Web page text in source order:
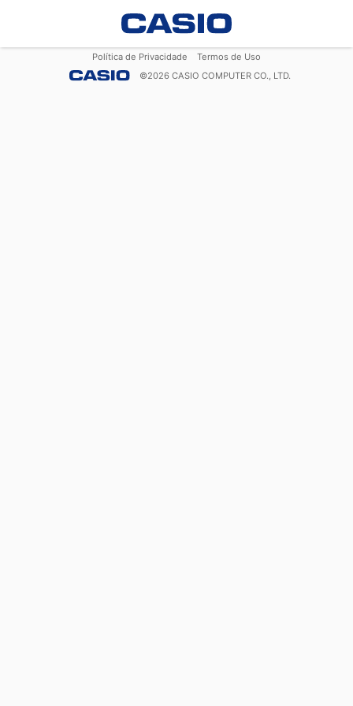
Política de Privacidade
Termos de Uso
©2026 CASIO COMPUTER CO., LTD.